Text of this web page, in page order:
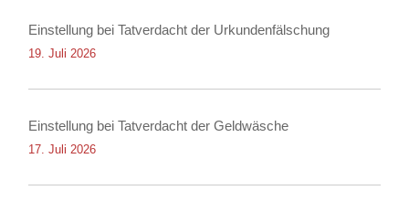
Einstellung bei Tatverdacht der Urkundenfälschung
19. Juli 2026
Einstellung bei Tatverdacht der Geldwäsche
17. Juli 2026